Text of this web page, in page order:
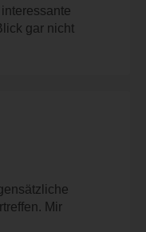
gar nicht
Mir